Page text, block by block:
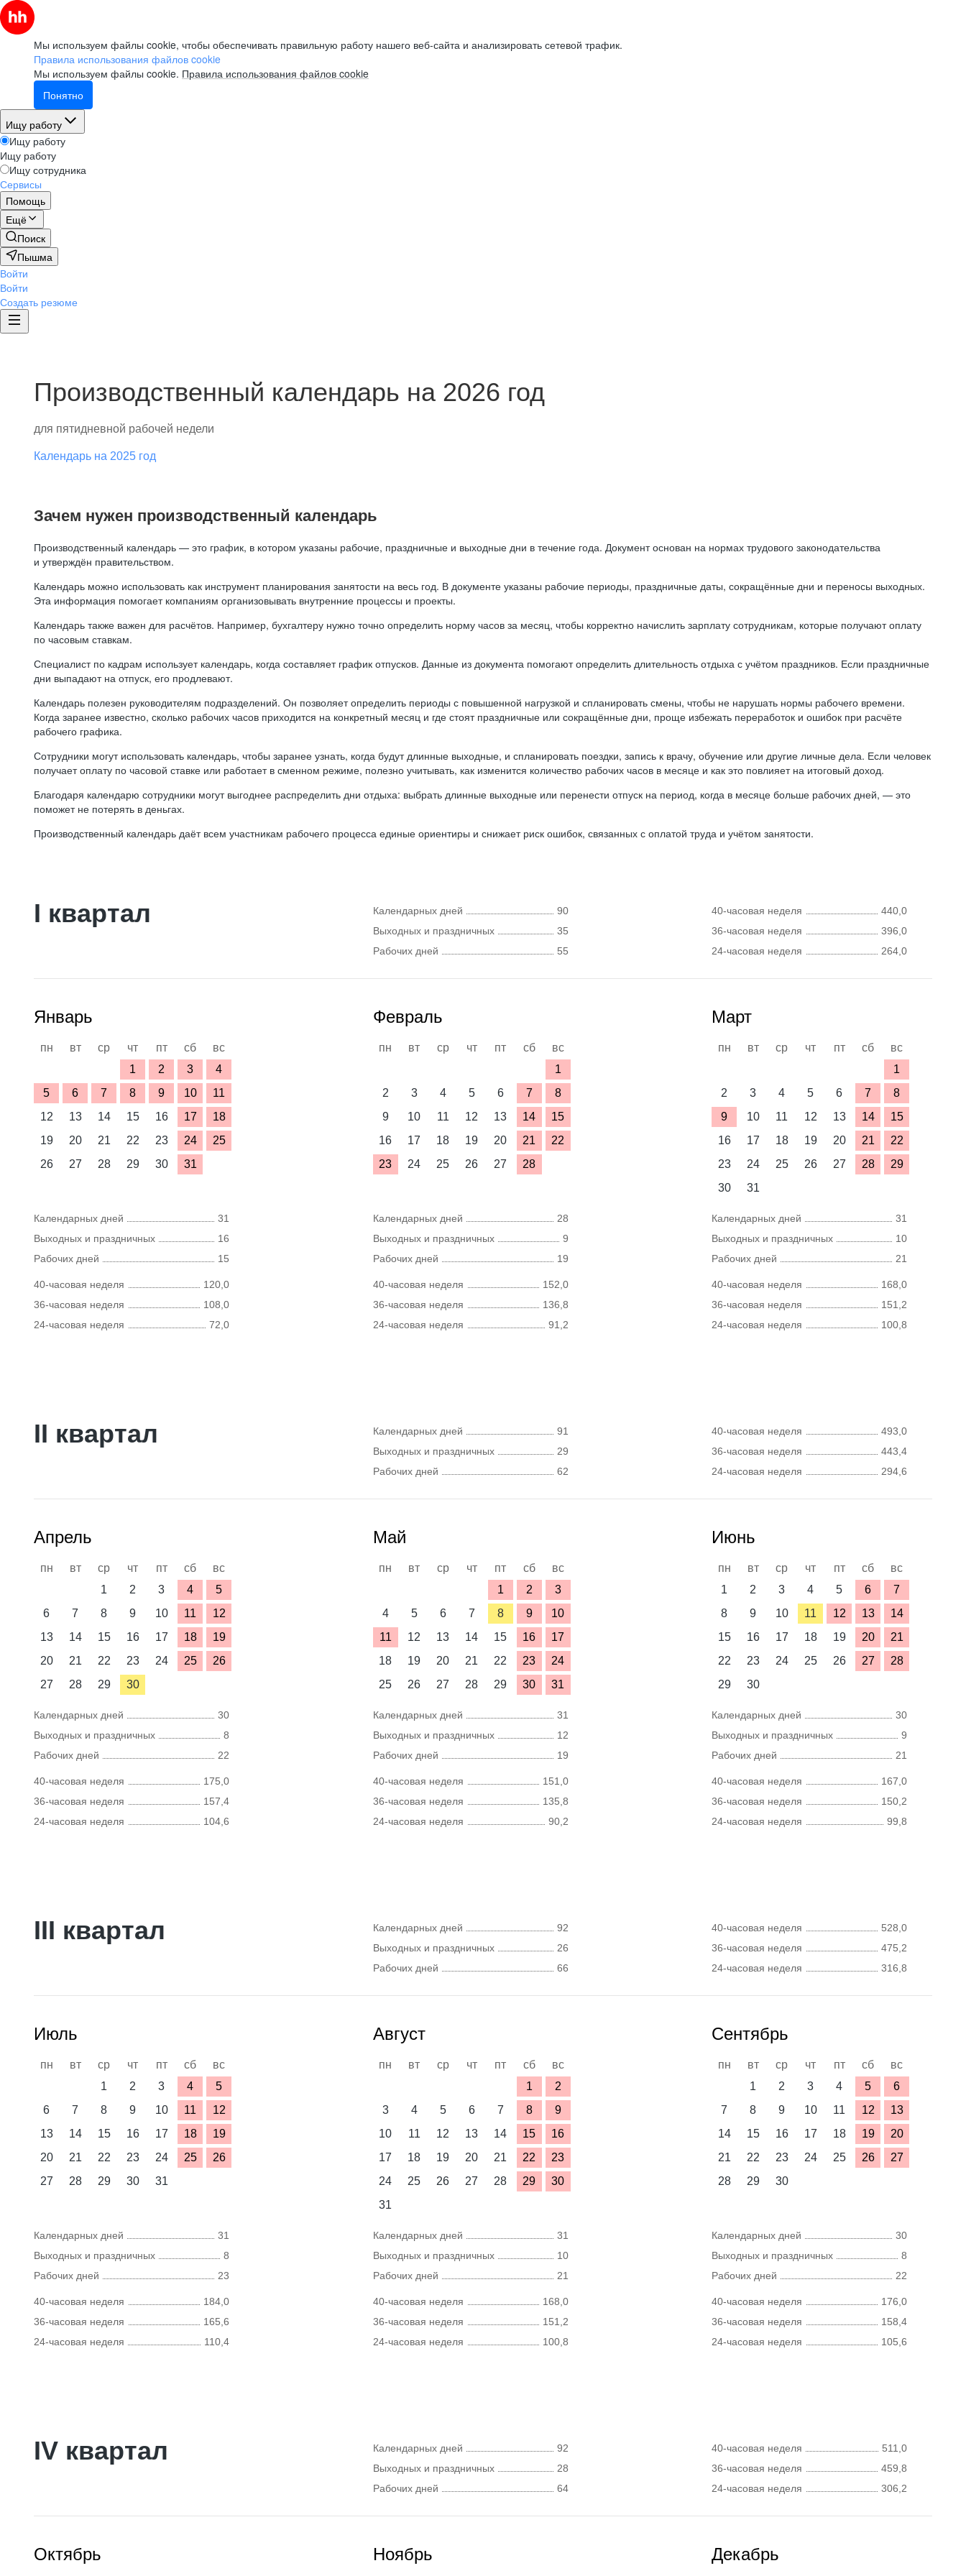
Мы используем файлы cookie, чтобы обеспечивать правильную работу нашего веб-сайта и анализировать сетевой трафик.
Правила использования файлов cookie
Мы используем файлы cookie. Правила использования файлов cookie
Понятно
Ищу работу
Ищу работу
Ищу работу
Ищу сотрудника
Сервисы
Помощь
Ещё
Поиск
Пышма
Войти
Войти
Создать резюме
Производственный календарь на 2026 год
для пятидневной рабочей недели
Календарь на 2025 год
Зачем нужен производственный календарь
Производственный календарь — это график, в котором указаны рабочие, праздничные и выходные дни в течение года. Документ основан на нормах трудового законодательства
и утверждён правительством.
Календарь можно использовать как инструмент планирования занятости на весь год. В документе указаны рабочие периоды, праздничные даты, сокращённые дни и переносы выходных.
Эта информация помогает компаниям организовывать внутренние процессы и проекты.
Календарь также важен для расчётов. Например, бухгалтеру нужно точно определить норму часов за месяц, чтобы корректно начислить зарплату сотрудникам, которые получают оплату
по часовым ставкам.
Специалист по кадрам использует календарь, когда составляет график отпусков. Данные из документа помогают определить длительность отдыха с учётом праздников. Если праздничные
дни выпадают на отпуск, его продлевают.
Календарь полезен руководителям подразделений. Он позволяет определить периоды с повышенной нагрузкой и спланировать смены, чтобы не нарушать нормы рабочего времени.
Когда заранее известно, сколько рабочих часов приходится на конкретный месяц и где стоят праздничные или сокращённые дни, проще избежать переработок и ошибок при расчёте
рабочего графика.
Сотрудники могут использовать календарь, чтобы заранее узнать, когда будут длинные выходные, и спланировать поездки, запись к врачу, обучение или другие личные дела. Если человек
получает оплату по часовой ставке или работает в сменном режиме, полезно учитывать, как изменится количество рабочих часов в месяце и как это повлияет на итоговый доход.
Благодаря календарю сотрудники могут выгоднее распределить дни отдыха: выбрать длинные выходные или перенести отпуск на период, когда в месяце больше рабочих дней, — это
поможет не потерять в деньгах.
Производственный календарь даёт всем участникам рабочего процесса единые ориентиры и снижает риск ошибок, связанных с оплатой труда и учётом занятости.
I квартал Календарных дней
90
Выходных и праздничных
35
Рабочих дней
55
40-часовая неделя
440,0
36-часовая неделя
396,0
24-часовая неделя
264,0
Январь
пн вт ср чт пт сб
вс
1
2 3
4
5
6 7 8 9 10
11
12
13 14 15 16 17
18
19
20 21 22 23 24
25
26
27 28 29 30 31
Календарных дней
31
Выходных и праздничных
16
Рабочих дней
15
40-часовая неделя
120,0
36-часовая неделя
108,0
24-часовая неделя
72,0
Февраль
пн вт ср чт пт сб
вс
1
2
3 4 5 6 7
8
9
10 11 12 13 14
15
16
17 18 19 20 21
22
23
24 25 26 27 28
Календарных дней
28
Выходных и праздничных
9
Рабочих дней
19
40-часовая неделя
152,0
36-часовая неделя
136,8
24-часовая неделя
91,2
Март
пн вт ср чт пт сб
вс
1
2
3 4 5 6 7
8
9
10 11 12 13 14
15
16
17 18 19 20 21
22
23
24 25 26 27 28
29
30
31
Календарных дней
31
Выходных и праздничных
10
Рабочих дней
21
40-часовая неделя
168,0
36-часовая неделя
151,2
24-часовая неделя
100,8
II квартал Календарных дней
91
Выходных и праздничных
29
Рабочих дней
62
40-часовая неделя
493,0
36-часовая неделя
443,4
24-часовая неделя
294,6
Апрель
пн вт ср чт пт сб
вс
1
2 3 4
5
6
7 8 9 10 11
12
13
14 15 16 17 18
19
20
21 22 23 24 25
26
27
28 29 30
Календарных дней
30
Выходных и праздничных
8
Рабочих дней
22
40-часовая неделя
175,0
36-часовая неделя
157,4
24-часовая неделя
104,6
Май
пн вт ср чт пт сб
вс
1
2
3
4
5 6 7 8 9
10
11
12 13 14 15 16
17
18
19 20 21 22 23
24
25
26 27 28 29 30 31
Календарных дней
31
Выходных и праздничных
12
Рабочих дней
19
40-часовая неделя
151,0
36-часовая неделя
135,8
24-часовая неделя
90,2
Июнь
пн вт ср чт пт сб
вс
1
2 3 4 5 6
7
8
9 10 11 12 13
14
15
16 17 18 19 20
21
22
23 24 25 26 27
28
29
30
Календарных дней
30
Выходных и праздничных
9
Рабочих дней
21
40-часовая неделя
167,0
36-часовая неделя
150,2
24-часовая неделя
99,8
III квартал Календарных дней
92
Выходных и праздничных
26
Рабочих дней
66
40-часовая неделя
528,0
36-часовая неделя
475,2
24-часовая неделя
316,8
Июль
пн вт ср чт пт сб
вс
1
2 3 4
5
6
7 8 9 10 11
12
13
14 15 16 17 18
19
20
21 22 23 24 25
26
27
28 29 30 31
Календарных дней
31
Выходных и праздничных
8
Рабочих дней
23
40-часовая неделя
184,0
36-часовая неделя
165,6
24-часовая неделя
110,4
Август
пн вт ср чт пт сб
вс
1
2
3
4 5 6 7 8
9
10
11 12 13 14 15
16
17
18 19 20 21 22
23
24
25 26 27 28 29
30
31
Календарных дней
31
Выходных и праздничных
10
Рабочих дней
21
40-часовая неделя
168,0
36-часовая неделя
151,2
24-часовая неделя
100,8
Сентябрь
пн вт ср чт пт сб
вс
1
2 3 4 5
6
7
8 9 10 11 12
13
14
15 16 17 18 19
20
21
22 23 24 25 26
27
28
29 30
Календарных дней
30
Выходных и праздничных
8
Рабочих дней
22
40-часовая неделя
176,0
36-часовая неделя
158,4
24-часовая неделя
105,6
IV квартал Календарных дней
92
Выходных и праздничных
28
Рабочих дней
64
40-часовая неделя
511,0
36-часовая неделя
459,8
24-часовая неделя
306,2
Октябрь Ноябрь Декабрь